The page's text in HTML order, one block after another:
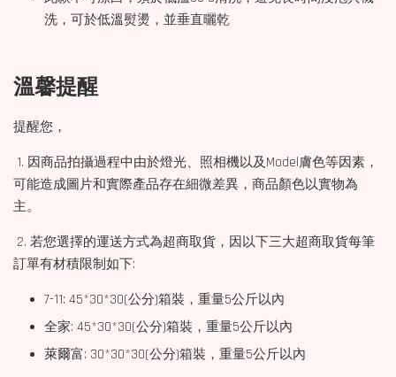
洗，可於低溫熨燙，並垂直曬乾
溫馨提醒
提醒您，
1. 因商品拍攝過程中由於燈光、照相機以及Model膚色等因素，
可能造成圖片和實際產品存在細微差異，商品顏色以實物為
主。
2. 若您選擇的運送方式為超商取貨，因以下三大超商取貨每筆
訂單有材積限制如下:
7-11: 45*30*30(公分)箱裝，重量5公斤以內
全家: 45*30*30(公分)箱裝，重量5公斤以內
萊爾富: 30*30*30(公分)箱裝，重量5公斤以內